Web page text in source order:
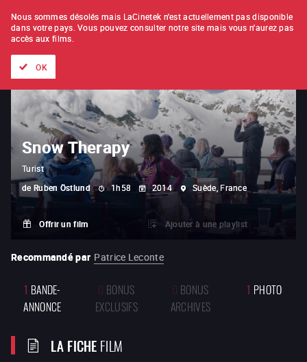
À L'UNITÉ ABONNEMENT
Snow Therapy
Turist
de Ruben Östlund 1h58 2014 Suède, France
Offrir un film Ajouter à une playlist
Recommandé par Patrice Leconte
1 BANDE-
ANNONCE
0 BONUS
EXCLUSIFS
0 BONUS
ARCHIVES
1 PHOTO
LA FICHEFILM
Nous sommes désolés mais LaCinetek n'est actuellement pas disponible
dans votre pays. Vous pouvez consulter notre site mais vous n'aurez pas
accès aux films.
OK